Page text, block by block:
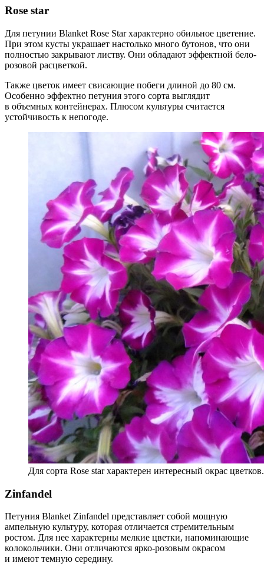
Rose star
Для петунии Blanket Rose Star характерно обильное цветение.
При этом кусты украшает настолько много бутонов, что они
полностью закрывают листву. Они обладают эффектной бело-
розовой расцветкой.
Также цветок имеет свисающие побеги длиной до 80 см.
Особенно эффектно петуния этого сорта выглядит
в объемных контейнерах. Плюсом культуры считается
устойчивость к непогоде.
Для сорта Rose star характерен интересный окрас цветков.
Zinfandel
Петуния Blanket Zinfandel представляет собой мощную
ампельную культуру, которая отличается стремительным
ростом. Для нее характерны мелкие цветки, напоминающие
колокольчики. Они отличаются ярко-розовым окрасом
и имеют темную середину.